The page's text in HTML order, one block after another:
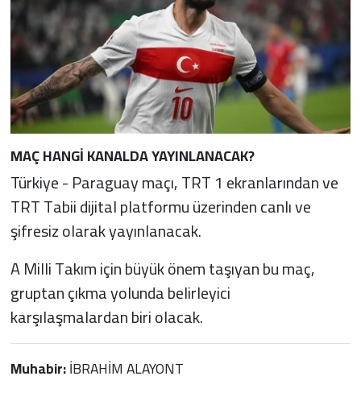
MAÇ HANGİ KANALDA YAYINLANACAK?
Türkiye - Paraguay maçı, TRT 1 ekranlarından ve
TRT Tabii dijital platformu üzerinden canlı ve
şifresiz olarak yayınlanacak.
A Milli Takım için büyük önem taşıyan bu maç,
gruptan çıkma yolunda belirleyici
karşılaşmalardan biri olacak.
Muhabir:İBRAHİM ALAYONT